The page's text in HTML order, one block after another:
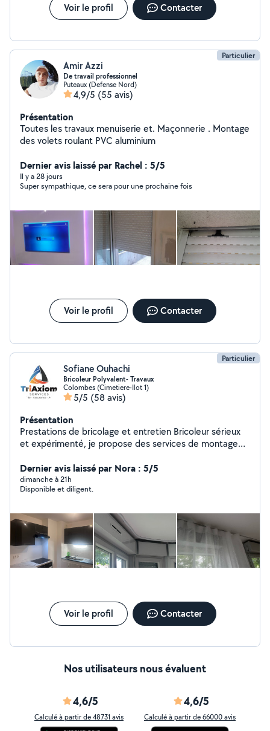
Voir le profil Contacter
Particulier
Amir Azzi
De travail professionnel
Puteaux (Defense Nord)
4,9/5 (55 avis)
Présentation
Toutes les travaux menuiserie et. Maçonnerie . Montage
des volets roulant PVC aluminium
Dernier avis laissé par Rachel : 5/5
Il y a 28 jours
Super sympathique, ce sera pour une prochaine fois
Voir le profil Contacter
Particulier
Sofiane Ouhachi
Bricoleur Polyvalent- Travaux
Colombes (Cimetiere-Ilot 1)
5/5 (58 avis)
Présentation
Prestations de bricolage et entretien Bricoleur sérieux
et expérimenté, je propose des services de montage
intérieure, pose de revêtements de murs et de sols,
ainsi que le nettoyage et l'entretien d'espaces intérieurs
et extérieurs. Travail soigné, respect des délais, devis
Dernier avis laissé par Nora : 5/5
dimanche à 21h
Disponible et diligent.
Voir le profil Contacter
Nos utilisateurs nous évaluent
4,6/5
Calculé à partir de 48731 avis
4,6/5
Calculé à partir de 66000 avis